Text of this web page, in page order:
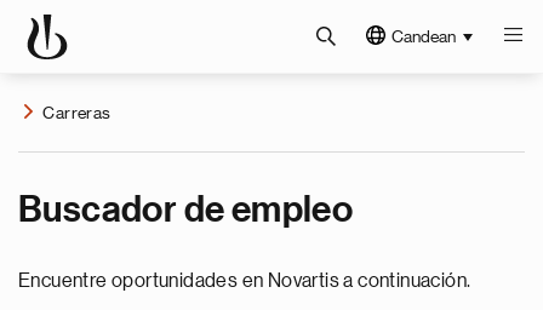
Candean
Carreras
Buscador de empleo
Encuentre oportunidades en Novartis a continuación.